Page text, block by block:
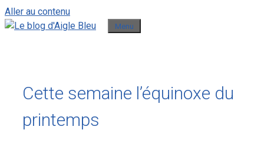
Aller au contenu
Menu
Cette semaine l’équinoxe du
printemps